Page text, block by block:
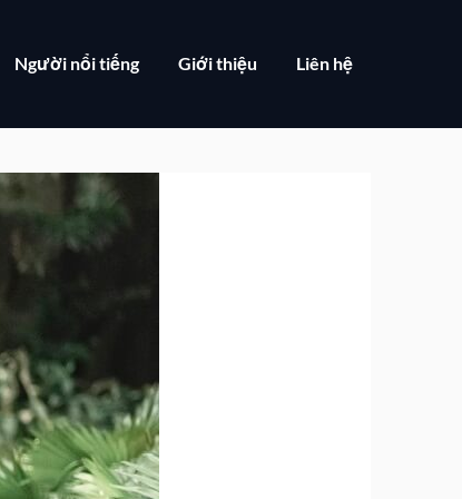
Người nổi tiếng Giới thiệu Liên hệ